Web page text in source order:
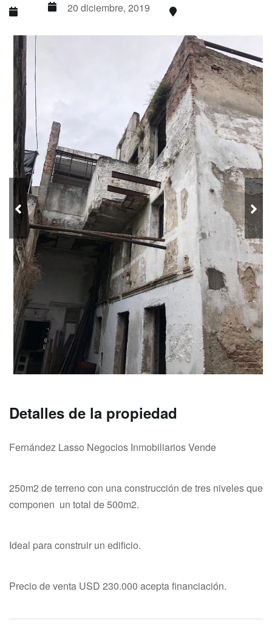
20 diciembre, 2019
Detalles de la propiedad
Fernández Lasso Negocios Inmobiliarios Vende
250m2 de terreno con una construcción de tres niveles que
componen un total de 500m2.
Ideal para construir un edificio.
Precio de venta USD 230.000 acepta financiación.